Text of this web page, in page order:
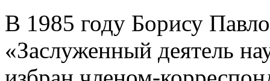
В 1985 году Борису
«Заслуженный деятель